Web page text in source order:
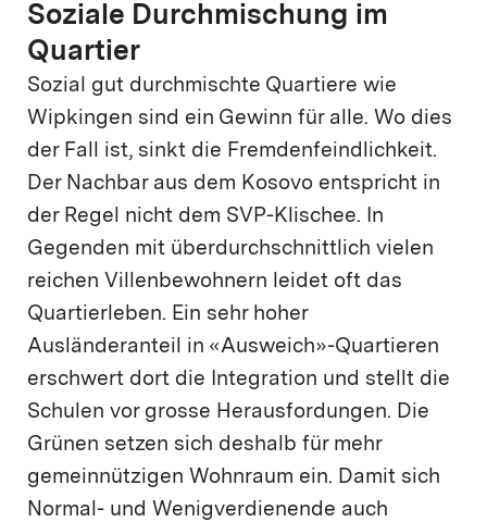
Soziale Durchmischung im
Quartier
Sozial gut durchmischte Quartiere wie
Wipkingen sind ein Gewinn für alle. Wo dies
der Fall ist, sinkt die Fremdenfeindlichkeit.
Der Nachbar aus dem Kosovo entspricht in
der Regel nicht dem SVP-Klischee. In
Gegenden mit überdurchschnittlich vielen
reichen Villenbewohnern leidet oft das
Quartierleben. Ein sehr hoher
Ausländeranteil in «Ausweich»-Quartieren
erschwert dort die Integration und stellt die
Schulen vor grosse Herausfordungen. Die
Grünen setzen sich deshalb für mehr
gemeinnützigen Wohnraum ein. Damit sich
Normal- und Wenigverdienende auch